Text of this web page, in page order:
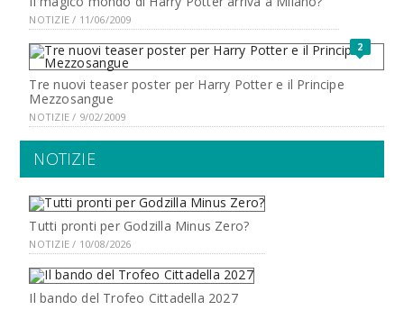
NOTIZIE / 11/06/2009
2
Tre nuovi teaser poster per Harry Potter e il Principe
Mezzosangue
NOTIZIE / 9/02/2009
NOTIZIE
Tutti pronti per Godzilla Minus Zero?
NOTIZIE / 10/08/2026
Il bando del Trofeo Cittadella 2027